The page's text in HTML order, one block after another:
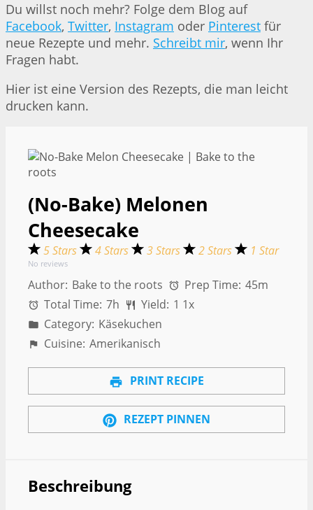
Du willst noch mehr? Folge dem Blog auf
Facebook, Twitter, Instagram oder Pinterest für
neue Rezepte und mehr. Schreibt mir, wenn Ihr
Fragen habt.
Hier ist eine Version des Rezepts, die man leicht
drucken kann.
(No-Bake) Melonen
Cheesecake
5 Stars 4 Stars 3 Stars 2 Stars 1 Star
No reviews
Author: Bake to the roots Prep Time: 45m
Total Time: 7h Yield: 1 1x
Category: Käsekuchen
Cuisine: Amerikanisch
PRINT RECIPE
REZEPT PINNEN
Beschreibung